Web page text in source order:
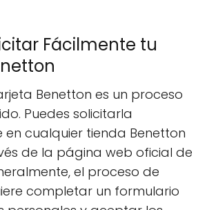
Fácilmente tu
Benetton es un proceso
Puedes solicitarla
cualquier tienda Benetton
de la página web oficial de
el proceso de
completar un formulario